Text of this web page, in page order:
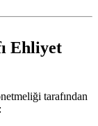
Ehliyet
tarafından